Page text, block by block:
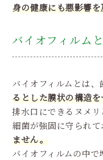
身の健康にも悪影響
バイオフィルム
バイオフィルムとは
るとした膜状の構造
排水口にできるヌメ
細菌が強固に守られて
ません。
バイオフィルムの中で